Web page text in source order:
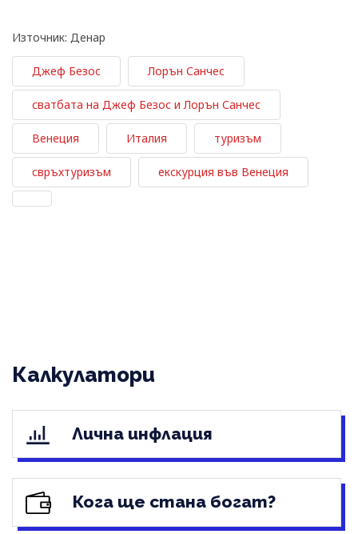
Източник: Денар
Джеф Безос Лорън Санчес
сватбата на Джеф Безос и Лорън Санчес
Венеция Италия туризъм
свръхтуризъм екскурция във Венеция
Калкулатори
Лична инфлация
Кога ще стана богат?